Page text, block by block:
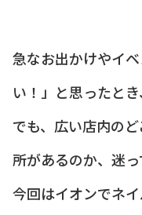
急なお出かけやイ
い！」と思ったと
でも、広い店内の
所があるのか、迷
今回はイオンでネ